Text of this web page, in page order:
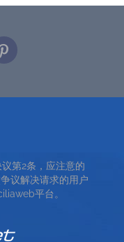
第2条，应注意的
议解决请求的用户
平台。